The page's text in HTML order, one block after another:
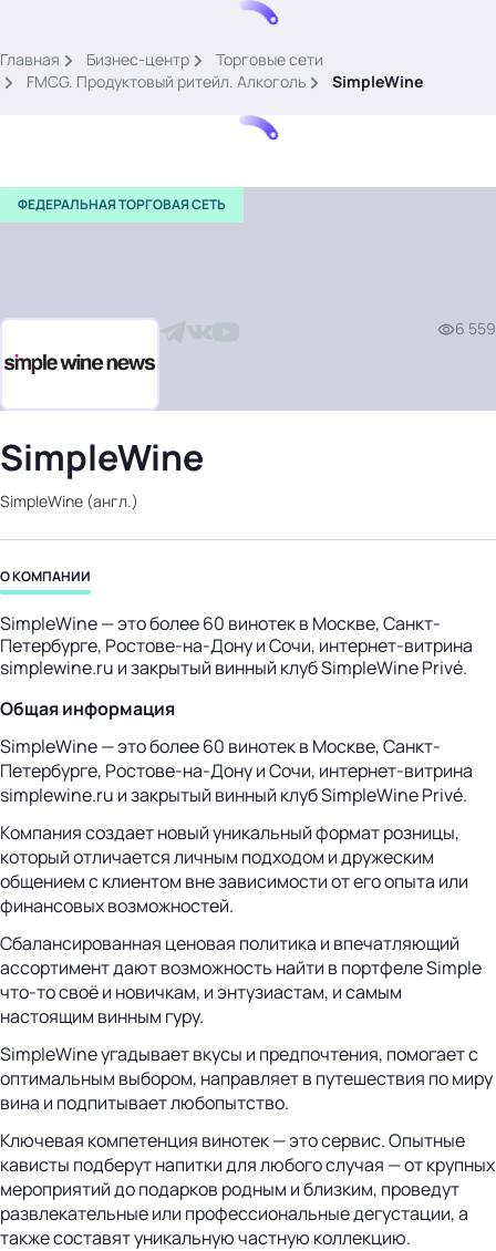
картина дня
темы
новости
видео
события
бизнес-центр
Главная Бизнес-центр
Торговые сети
FMCG. Продуктовый ритейл. Алкоголь
SimpleWine
ФЕДЕРАЛЬНАЯ ТОРГОВАЯ СЕТЬ
6 559
SimpleWine
SimpleWine (англ.)
О КОМПАНИИ
SimpleWine — это более 60 винотек в Москве, Санкт-
Петербурге, Ростове-на-Дону и Сочи, интернет-витрина
simplewine.ru и закрытый винный клуб SimpleWine Privé.
Общая информация
SimpleWine — это более 60 винотек в Москве, Санкт-
Петербурге, Ростове-на-Дону и Сочи, интернет-витрина
simplewine.ru и закрытый винный клуб SimpleWine Privé.
Компания создает новый уникальный формат розницы,
который отличается личным подходом и дружеским
общением с клиентом вне зависимости от его опыта или
финансовых возможностей.
Сбалансированная ценовая политика и впечатляющий
ассортимент дают возможность найти в портфеле Simple
что-то своё и новичкам, и энтузиастам, и самым
настоящим винным гуру.
SimpleWine угадывает вкусы и предпочтения, помогает с
оптимальным выбором, направляет в путешествия по миру
вина и подпитывает любопытство.
Ключевая компетенция винотек — это сервис. Опытные
кависты подберут напитки для любого случая — от крупных
мероприятий до подарков родным и близким, проведут
развлекательные или профессиональные дегустации, а
также составят уникальную частную коллекцию.